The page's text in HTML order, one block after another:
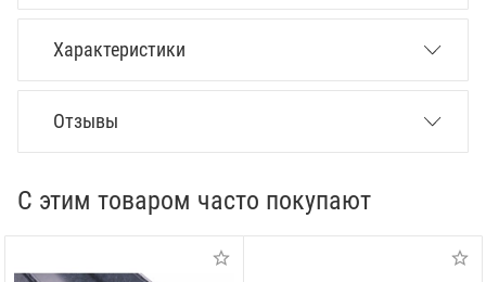
Характеристики
Отзывы
С этим товаром часто покупают